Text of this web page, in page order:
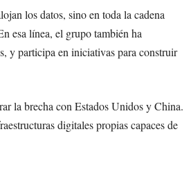
los datos, sino en toda la cadena
esa línea, el grupo también ha
y participa en iniciativas para construir
la brecha con Estados Unidos y China.
digitales propias capaces de